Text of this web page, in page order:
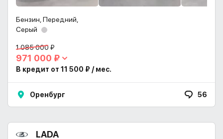
Бензин, Передний,
Серый
1 085 000 ₽
971 000 ₽
В кредит от 11 500 ₽ / мес.
Оренбург 56
LADA